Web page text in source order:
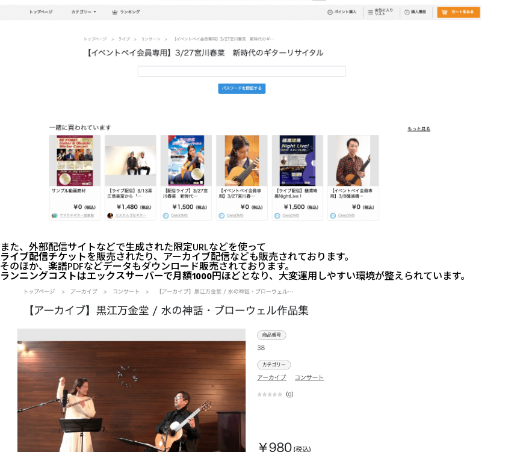
また、外部配信サイトなどで生成された限定URLなどを使って
ライブ配信チケットを販売されたり、アーカイブ配信なども販売されております。
そのほか、楽譜PDFなどデータもダウンロード販売されております。
ランニングコストはエックスサーバーで月額1000円ほどとなり、大変運用しやすい環境が整えられています。